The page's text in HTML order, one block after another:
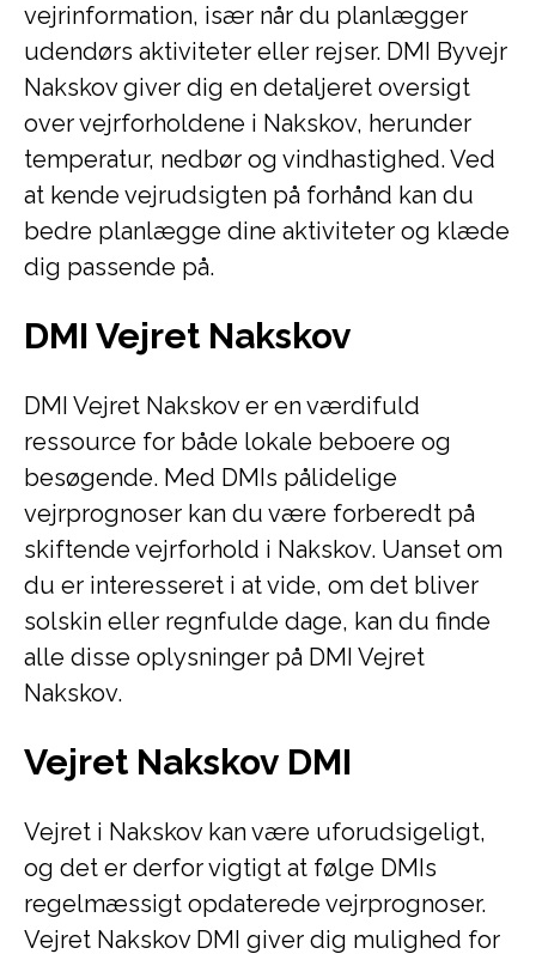
vejrinformation, især når du planlægger
udendørs aktiviteter eller rejser. DMI Byvejr
Nakskov giver dig en detaljeret oversigt
over vejrforholdene i Nakskov, herunder
temperatur, nedbør og vindhastighed. Ved
at kende vejrudsigten på forhånd kan du
bedre planlægge dine aktiviteter og klæde
dig passende på.
DMI Vejret Nakskov
DMI Vejret Nakskov er en værdifuld
ressource for både lokale beboere og
besøgende. Med DMIs pålidelige
vejrprognoser kan du være forberedt på
skiftende vejrforhold i Nakskov. Uanset om
du er interesseret i at vide, om det bliver
solskin eller regnfulde dage, kan du finde
alle disse oplysninger på DMI Vejret
Nakskov.
Vejret Nakskov DMI
Vejret i Nakskov kan være uforudsigeligt,
og det er derfor vigtigt at følge DMIs
regelmæssigt opdaterede vejrprognoser.
Vejret Nakskov DMI giver dig mulighed for